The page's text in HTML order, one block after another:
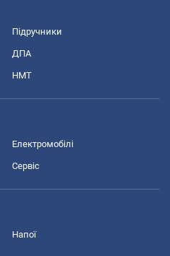
Підручники
ДПА
НМТ
Електромобілі
Сервіс
Напої